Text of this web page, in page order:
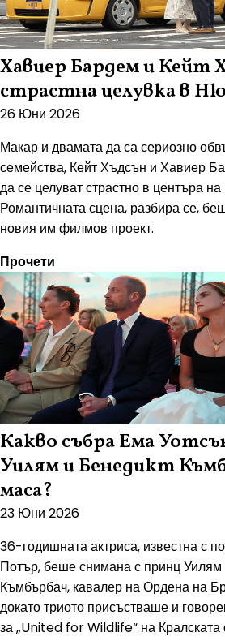
Хавиер Бардем и Кейт
страстна целувка в
26 Юни 2026
Макар и двамата да са сериозно
семейства, Кейт Хъдсън и Хавиер
да се целуват страстно в центъра
Романтичната сцена, разбира се,
новия им филмов проект.
Прочети
Какво събра Ема
Уилям и Бенедикт
маса?
23 Юни 2026
36-годишната актриса, известна с
Потър, беше снимана с принц Уилям
Къмбърбач, кавалер на Ордена на
докато триото присъстваше и
за „United for Wildlife“ на